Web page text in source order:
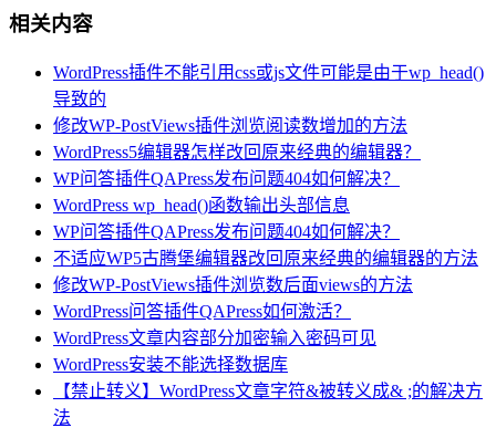
相关内容
WordPress插件不能引用css或js文件可能是由于wp_head()
导致的
修改WP-PostViews插件浏览阅读数增加的方法
WordPress5编辑器怎样改回原来经典的编辑器？
WP问答插件QAPress发布问题404如何解决？
WordPress wp_head()函数输出头部信息
WP问答插件QAPress发布问题404如何解决？
不适应WP5古腾堡编辑器改回原来经典的编辑器的方法
修改WP-PostViews插件浏览数后面views的方法
WordPress问答插件QAPress如何激活？
WordPress文章内容部分加密输入密码可见
WordPress安装不能选择数据库
【禁止转义】WordPress文章字符&被转义成& ;的解决方
法